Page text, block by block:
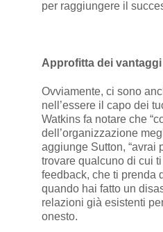
per raggiungere il
Approfitta dei vantaggi
Ovviamente, ci sono
nell’essere il capo dei
Watkins fa notare che
dell’organizzazione
aggiunge Sutton, “avrai
trovare qualcuno di cui
feedback, che ti prenda
quando hai fatto un
relazioni già esistenti
onesto.